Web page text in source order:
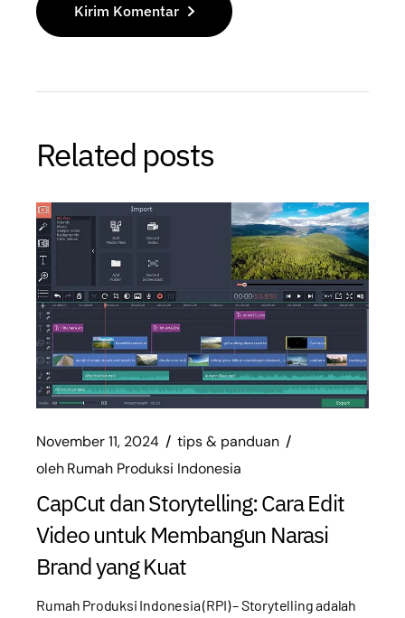
Kirim Komentar
Related posts
November 11, 2024
tips & panduan
olehRumah Produksi Indonesia
CapCut dan Storytelling: Cara Edit
Video untuk Membangun Narasi
Brand yang Kuat
Rumah Produksi Indonesia (RPI) – Storytelling adalah